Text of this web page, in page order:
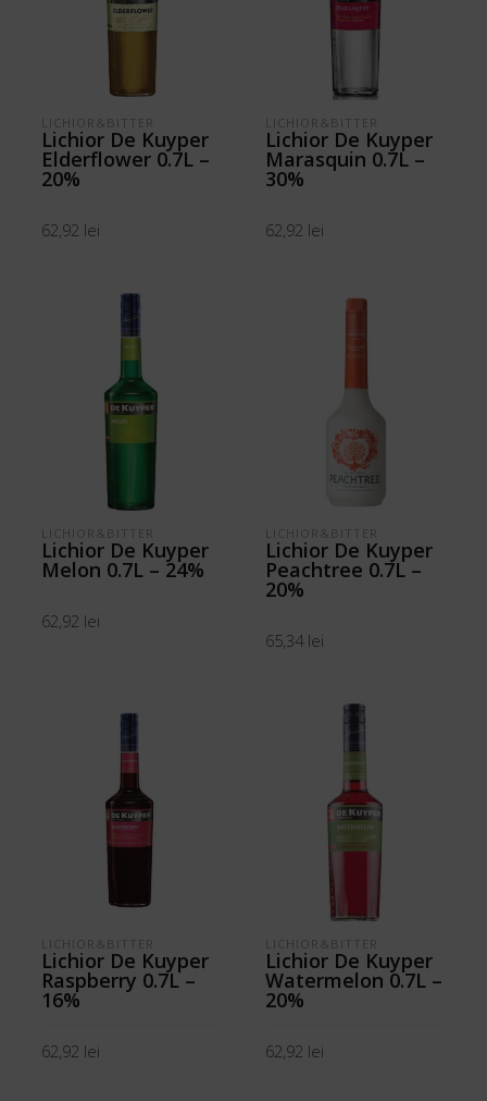
LICHIOR&BITTER
Lichior De Kuyper
Elderflower 0.7L –
20%
62,92 lei
LICHIOR&BITTER
Lichior De Kuyper
Marasquin 0.7L –
30%
62,92 lei
LICHIOR&BITTER
Lichior De Kuyper
Melon 0.7L – 24%
62,92 lei
LICHIOR&BITTER
Lichior De Kuyper
Peachtree 0.7L –
20%
65,34 lei
LICHIOR&BITTER
Lichior De Kuyper
Raspberry 0.7L –
16%
62,92 lei
LICHIOR&BITTER
Lichior De Kuyper
Watermelon 0.7L –
20%
62,92 lei